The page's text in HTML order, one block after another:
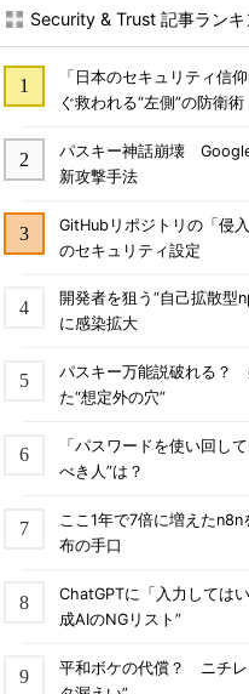
Security & Trust 記事ランキ
「日本のセキュリティ信
ぐ救われる“左側”の防衛術
パスキー神話崩壊
新攻撃手法
GitHubリポジトリの「侵
のセキュリティ設定
開発者を狙う“自己拡散
に感染拡大
パスキー万能説破れる？
た“想定外の穴”
「パスワードを使い回し
べき人”は？
ここ1年で7倍に増えた
布の手口
ChatGPTに「入力しては
成AIのNGリスト”
平和ボケの代償？ ニチレ